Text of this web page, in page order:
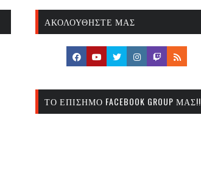
ΑΚΟΛΟΥΘΉΣΤΕ ΜΑΣ
ΤΟ ΕΠΊΣΗΜΟ FACEBOOK GROUP ΜΑΣ!!